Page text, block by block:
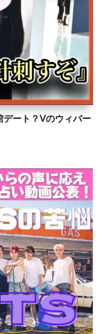
デート？Vのウィバー